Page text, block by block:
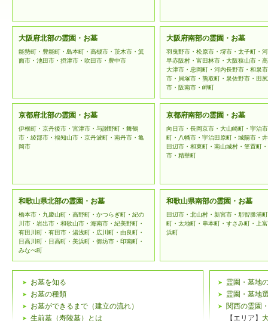
大阪府北部の霊園・お墓
能勢町・豊能町・島本町・高槻市・茨木市・箕
面市・池田市・摂津市・吹田市・豊中市
大阪府南部の霊園・お墓
羽曳野市・松原市・堺市・太子町・
早赤阪村・富田林市・大阪狭山市・
大津市・忠岡町・河内長野市・和泉
市・貝塚市・熊取町・泉佐野市・田
市・阪南市・岬町
京都府北部の霊園・お墓
伊根町・京丹後市・宮津市・与謝野町・舞鶴
市・綾部市・福知山市・京丹波町・南丹市・亀
岡市
京都府南部の霊園・お墓
向日市・長岡京市・大山崎町・宇治
町・八幡市・宇治田原町・城陽市・
田辺市・和東町・南山城村・笠置町
市・精華町
和歌山県北部の霊園・お墓
橋本市・九慶山町・高野町・かつらぎ町・紀の
川市・岩出市・和歌山市・海南市・紀美野町・
有田川町・有田市・湯浅町・広川町・由良町・
日高川町・日高町・美浜町・御坊市・印南町・
みなべ町
和歌山県南部の霊園・お墓
田辺市・北山村・新宮市・那智勝浦
町・太地町・串本町・すさみ町・上
浜町
お墓を知る
お墓の種類
お墓ができるまで（建立の流れ）
生前墓（寿陵墓）とは
霊園・墓地
霊園・墓地
関西の霊園
【エリア】